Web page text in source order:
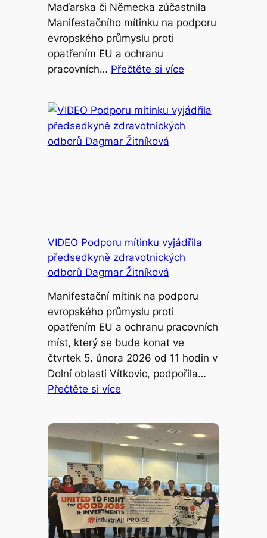
Maďarska či Německa zúčastnila
Manifestačního mítinku na podporu
evropského průmyslu proti
opatřením EU a ochranu
pracovních… Přečtěte si více
VIDEO Podporu mítinku vyjádřila
předsedkyně zdravotnických
odborů Dagmar Žitníková
Manifestační mítink na podporu
evropského průmyslu proti
opatřením EU a ochranu pracovních
míst, který se bude konat ve
čtvrtek 5. února 2026 od 11 hodin v
Dolní oblasti Vítkovic, podpořila…
Přečtěte si více